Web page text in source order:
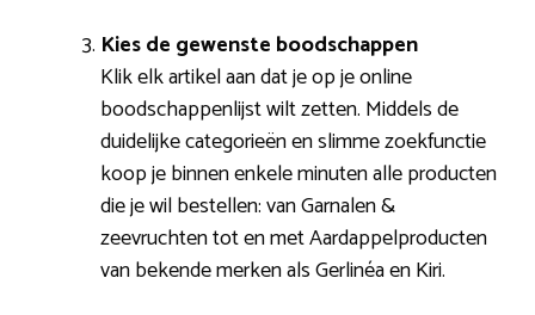
Kies de gewenste boodschappen
Klik elk artikel aan dat je op je online
boodschappenlijst wilt zetten. Middels de
duidelijke categorieën en slimme zoekfunctie
koop je binnen enkele minuten alle producten
die je wil bestellen: van Garnalen &
zeevruchten tot en met Aardappelproducten
van bekende merken als Gerlinéa en Kiri.